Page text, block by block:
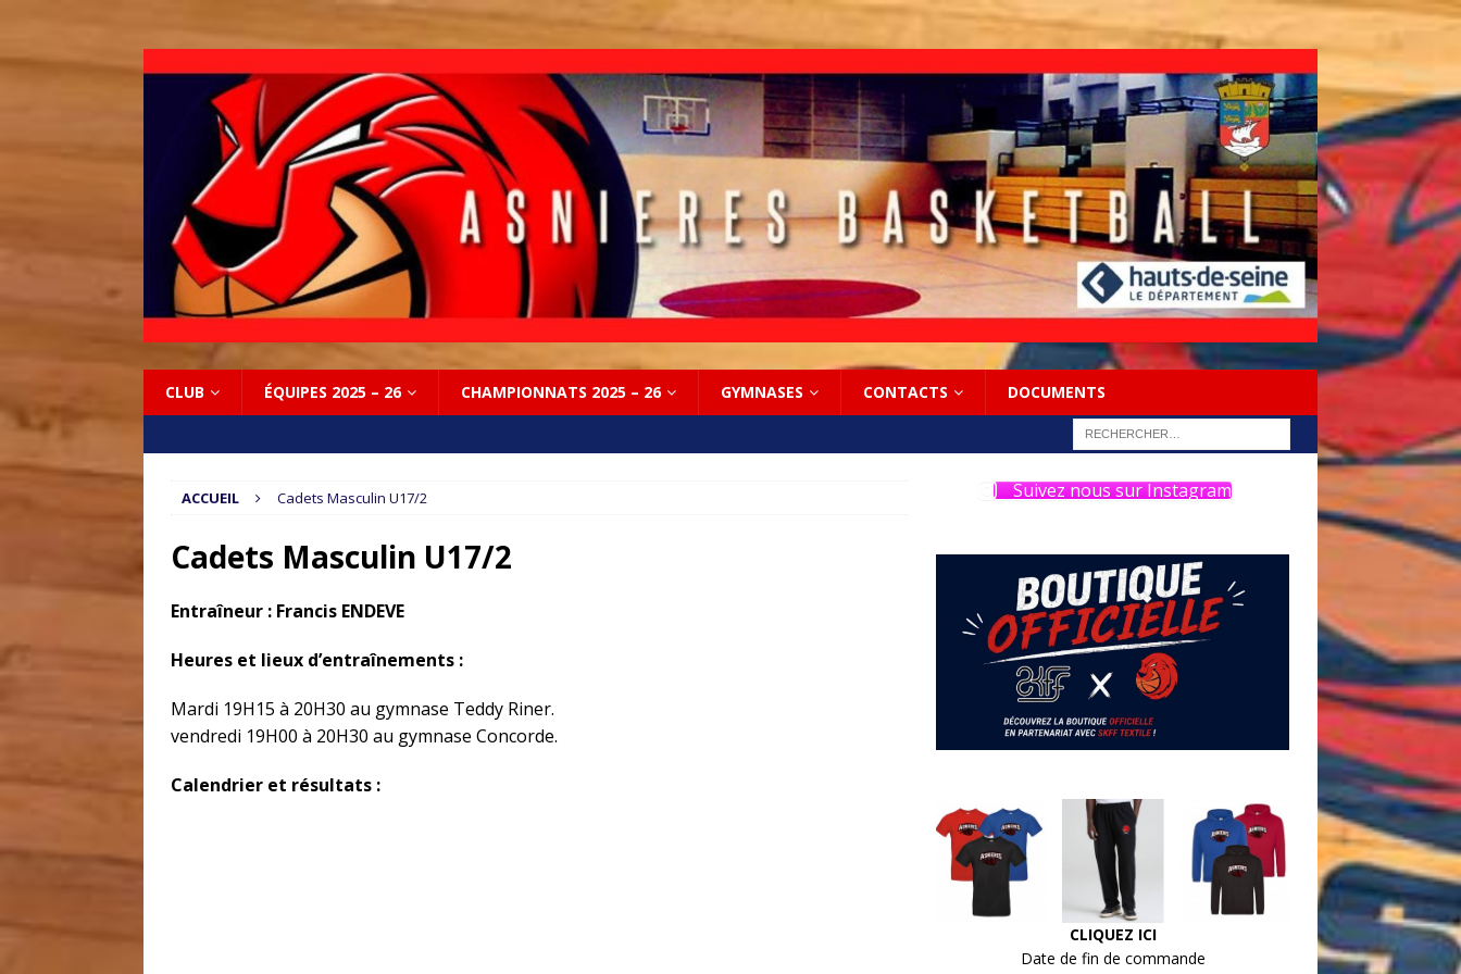
CLUB ÉQUIPES 2025 – 26 CHAMPIONNATS 2025 – 26 GYMNASES CONTACTS DOCUMENTS
ACCUEIL Cadets Masculin U17/2
Cadets Masculin U17/2
Entraîneur : Francis ENDEVE
Heures et lieux d’entraînements :
Mardi 19H15 à 20H30 au gymnase Teddy Riner.
vendredi 19H00 à 20H30 au gymnase Concorde.
Calendrier et résultats :
Suivez nous sur Instagram
CLIQUEZ ICI
Date de fin de commande